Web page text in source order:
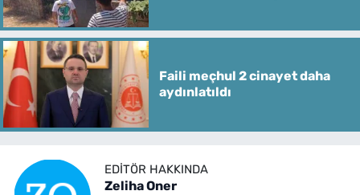
Faili meçhul 2 cinayet daha
aydınlatıldı
EDITÖR HAKKINDA
Zeliha Oner